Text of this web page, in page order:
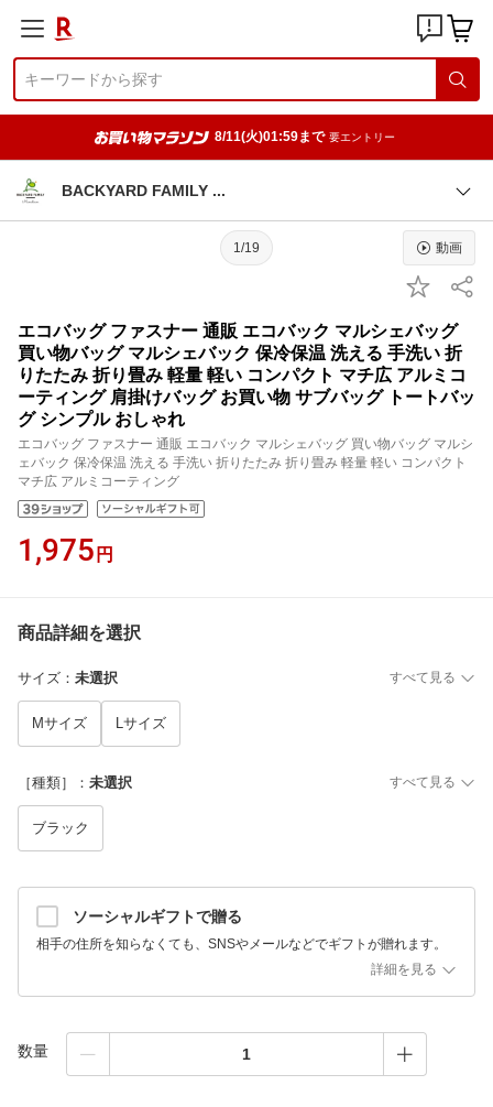
8/11(火)01:59まで 要エントリー
BACKYARD FAMILY
1/19 動画
エコバッグ ファスナー 通販 エコバック マルシェバッグ
買い物バッグ マルシェバック 保冷保温 洗える 手洗い 折
りたたみ 折り畳み 軽量 軽い コンパクト マチ広 アルミコ
ーティング 肩掛けバッグ お買い物 サブバッグ トートバッ
グ シンプル おしゃれ
エコバッグ ファスナー 通販 エコバック マルシェバッグ 買い物バッグ マルシ
ェバック 保冷保温 洗える 手洗い 折りたたみ 折り畳み 軽量 軽い コンパクト
マチ広 アルミコーティング
1,975 円
商品詳細を選択
サイズ ： 未選択 すべて見る
Mサイズ Lサイズ
［種類］ ： 未選択 すべて見る
ブラック
ソーシャルギフトで贈る
相手の住所を知らなくても、SNSやメールなどでギフトが贈れます。
詳細を見る
数量